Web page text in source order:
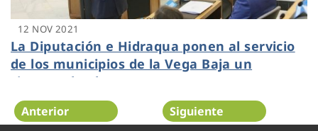
12 NOV 2021
La Diputación e Hidraqua ponen al servicio
de los municipios de la Vega Baja un
sistema de alerta temprana ante
inundaciones
Anterior Siguiente